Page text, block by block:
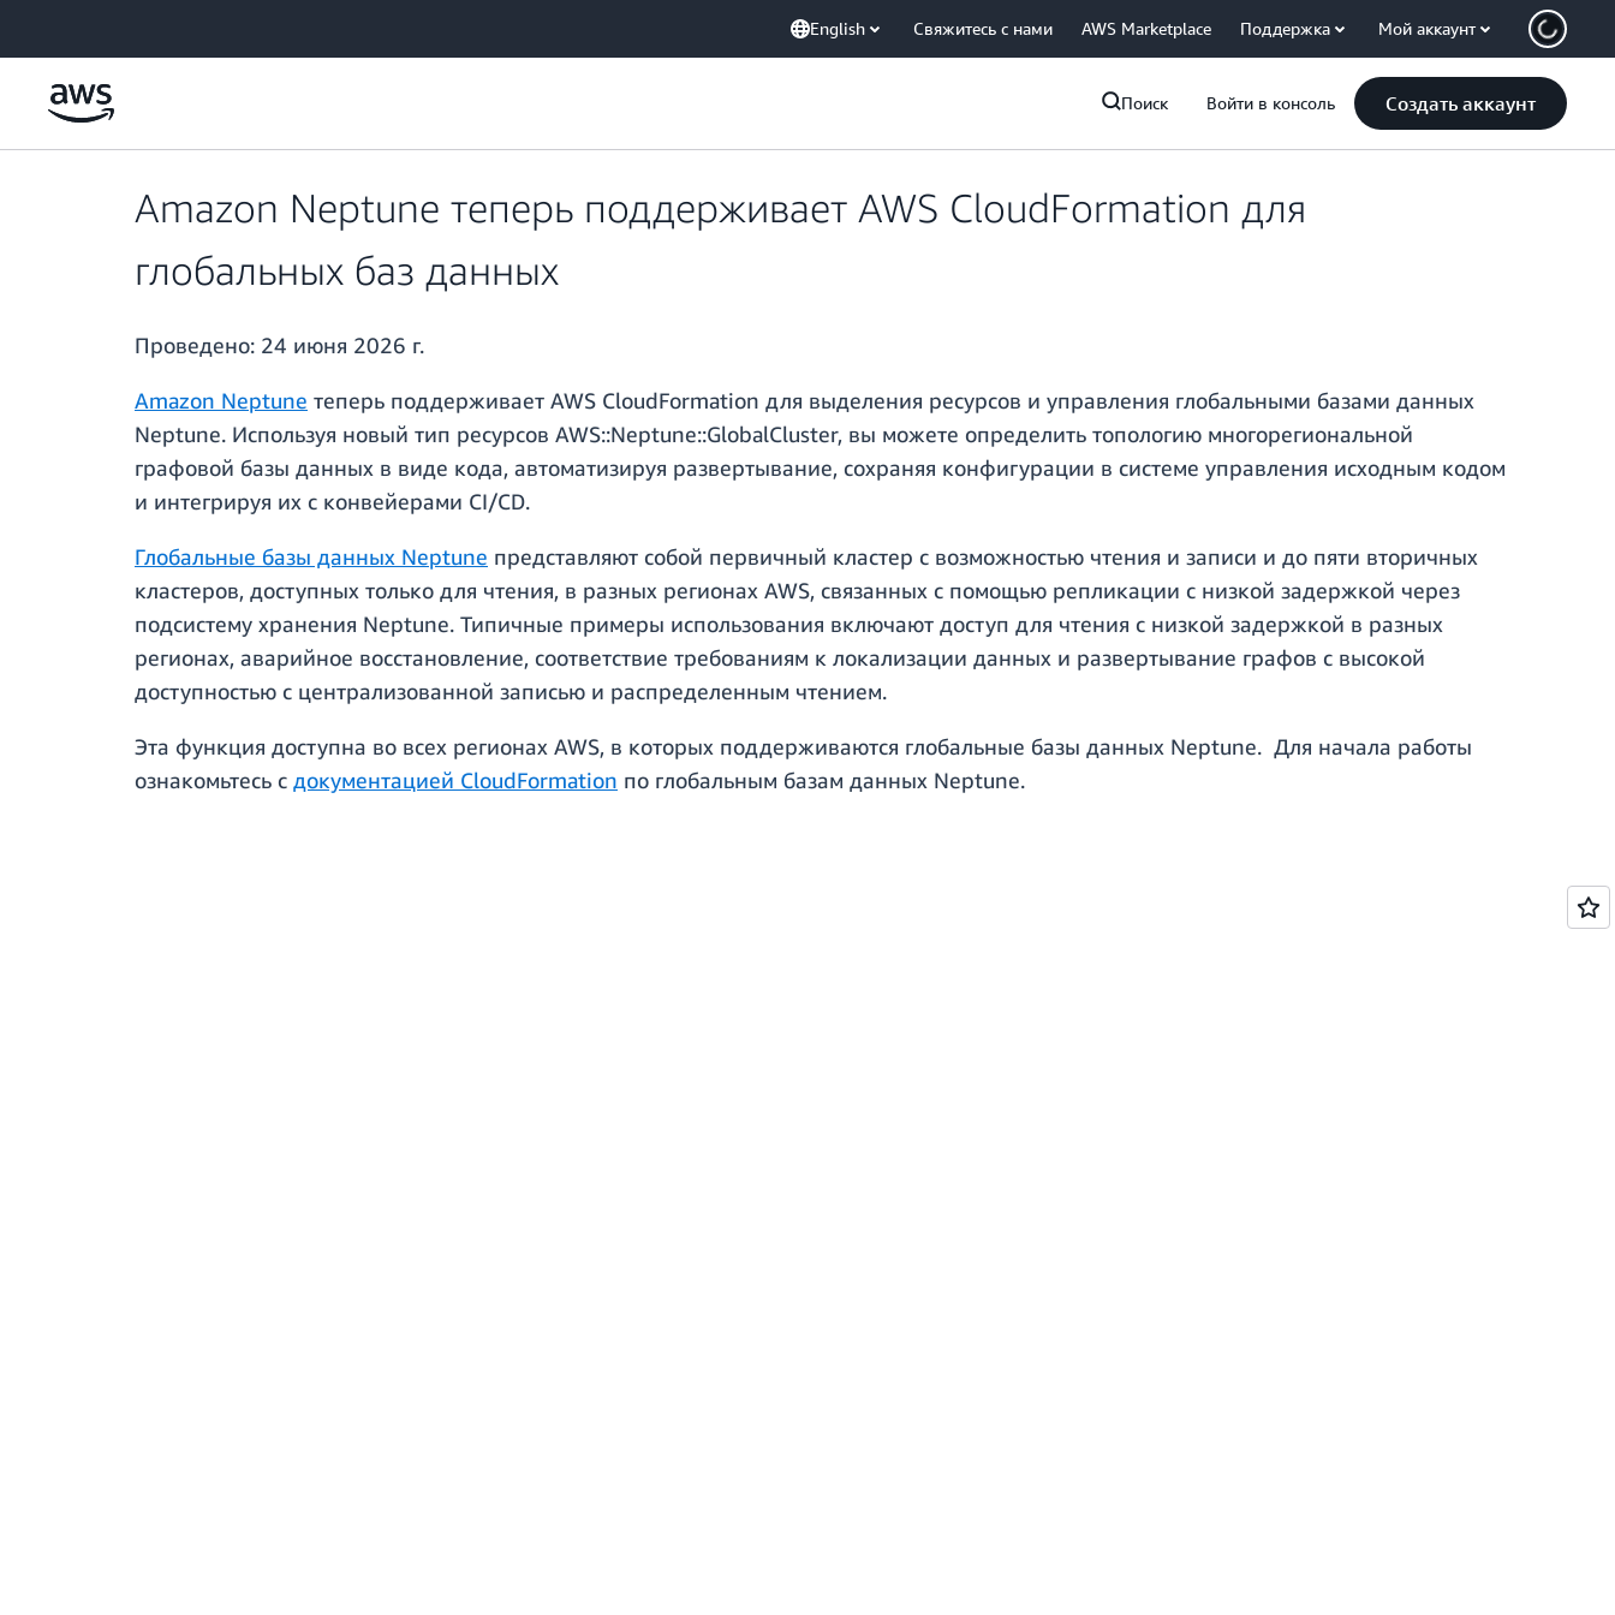
English Свяжитесь с нами AWS Marketplace Поддержка Мой аккаунт
Поиск Войти в консоль Создать аккаунт
Amazon Neptune теперь поддерживает AWS CloudFormation для
глобальных баз данных
Проведено: 24 июня 2026 г.
Amazon Neptune теперь поддерживает AWS CloudFormation для выделения ресурсов и управления глобальными базами данных
Neptune. Используя новый тип ресурсов AWS::Neptune::GlobalCluster, вы можете определить топологию многорегиональной
графовой базы данных в виде кода, автоматизируя развертывание, сохраняя конфигурации в системе управления исходным кодом
и интегрируя их с конвейерами CI/CD.
Глобальные базы данных Neptune представляют собой первичный кластер с возможностью чтения и записи и до пяти вторичных
кластеров, доступных только для чтения, в разных регионах AWS, связанных с помощью репликации с низкой задержкой через
подсистему хранения Neptune. Типичные примеры использования включают доступ для чтения с низкой задержкой в разных
регионах, аварийное восстановление, соответствие требованиям к локализации данных и развертывание графов с высокой
доступностью с централизованной записью и распределенным чтением.
Эта функция доступна во всех регионах AWS, в которых поддерживаются глобальные базы данных Neptune. Для начала работы
ознакомьтесь с документацией CloudFormation по глобальным базам данных Neptune.